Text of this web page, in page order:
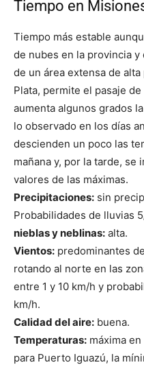
Tiempo en
Tiempo más estable
de nubes en la provincia
de un área extensa de
Plata, permite el pasaje
aumenta algunos grados
lo observado en los días
descienden un poco las
mañana y, por la tarde,
valores de las máximas.
Precipitaciones: sin
Probabilidades de lluvias
nieblas y neblinas: alta.
Vientos: predominantes
rotando al norte en las
entre 1 y 10 km/h y
km/h.
Calidad del aire: buena.
Temperaturas: máxima
para Puerto Iguazú, la